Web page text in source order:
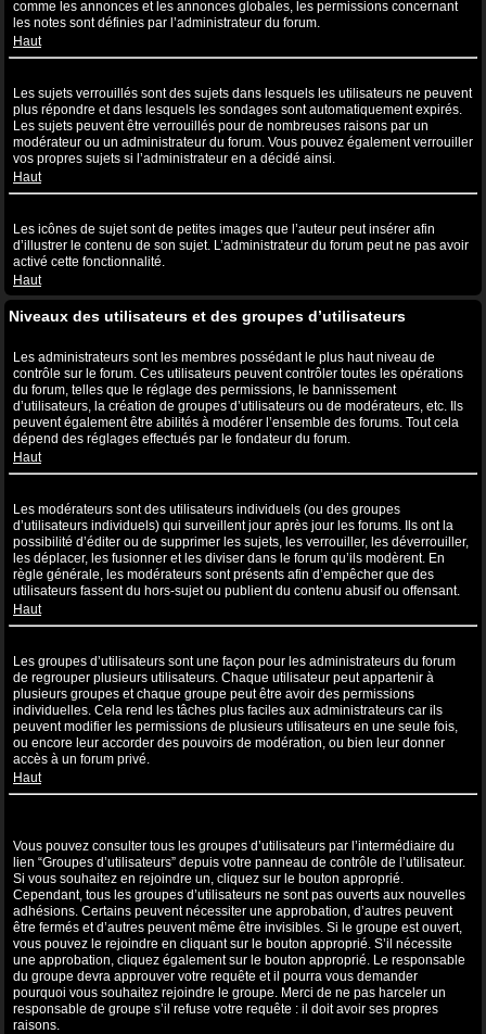
comme les annonces et les annonces globales, les permissions concernant
les notes sont définies par l’administrateur du forum.
Haut
Les sujets verrouillés sont des sujets dans lesquels les utilisateurs ne peuvent
plus répondre et dans lesquels les sondages sont automatiquement expirés.
Les sujets peuvent être verrouillés pour de nombreuses raisons par un
modérateur ou un administrateur du forum. Vous pouvez également verrouiller
vos propres sujets si l’administrateur en a décidé ainsi.
Haut
Les icônes de sujet sont de petites images que l’auteur peut insérer afin
d’illustrer le contenu de son sujet. L’administrateur du forum peut ne pas avoir
activé cette fonctionnalité.
Haut
Niveaux des utilisateurs et des groupes d’utilisateurs
Les administrateurs sont les membres possédant le plus haut niveau de
contrôle sur le forum. Ces utilisateurs peuvent contrôler toutes les opérations
du forum, telles que le réglage des permissions, le bannissement
d’utilisateurs, la création de groupes d’utilisateurs ou de modérateurs, etc. Ils
peuvent également être abilités à modérer l’ensemble des forums. Tout cela
dépend des réglages effectués par le fondateur du forum.
Haut
Les modérateurs sont des utilisateurs individuels (ou des groupes
d’utilisateurs individuels) qui surveillent jour après jour les forums. Ils ont la
possibilité d’éditer ou de supprimer les sujets, les verrouiller, les déverrouiller,
les déplacer, les fusionner et les diviser dans le forum qu’ils modèrent. En
règle générale, les modérateurs sont présents afin d’empêcher que des
utilisateurs fassent du hors-sujet ou publient du contenu abusif ou offensant.
Haut
Les groupes d’utilisateurs sont une façon pour les administrateurs du forum
de regrouper plusieurs utilisateurs. Chaque utilisateur peut appartenir à
plusieurs groupes et chaque groupe peut être avoir des permissions
individuelles. Cela rend les tâches plus faciles aux administrateurs car ils
peuvent modifier les permissions de plusieurs utilisateurs en une seule fois,
ou encore leur accorder des pouvoirs de modération, ou bien leur donner
accès à un forum privé.
Haut
Vous pouvez consulter tous les groupes d’utilisateurs par l’intermédiaire du
lien “Groupes d’utilisateurs” depuis votre panneau de contrôle de l’utilisateur.
Si vous souhaitez en rejoindre un, cliquez sur le bouton approprié.
Cependant, tous les groupes d’utilisateurs ne sont pas ouverts aux nouvelles
adhésions. Certains peuvent nécessiter une approbation, d’autres peuvent
être fermés et d’autres peuvent même être invisibles. Si le groupe est ouvert,
vous pouvez le rejoindre en cliquant sur le bouton approprié. S’il nécessite
une approbation, cliquez également sur le bouton approprié. Le responsable
du groupe devra approuver votre requête et il pourra vous demander
pourquoi vous souhaitez rejoindre le groupe. Merci de ne pas harceler un
responsable de groupe s’il refuse votre requête : il doit avoir ses propres
raisons.